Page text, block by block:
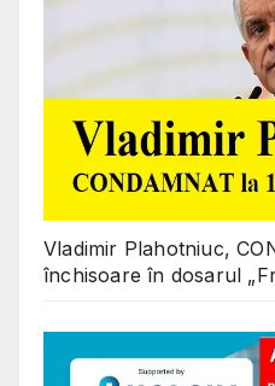
Vladimir Plahotniuc,
închisoare în dosarul